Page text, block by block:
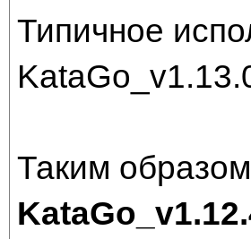
Типичное
Таким